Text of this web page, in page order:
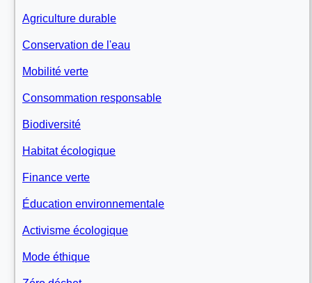
Agriculture durable
Conservation de l'eau
Mobilité verte
Consommation responsable
Biodiversité
Habitat écologique
Finance verte
Éducation environnementale
Activisme écologique
Mode éthique